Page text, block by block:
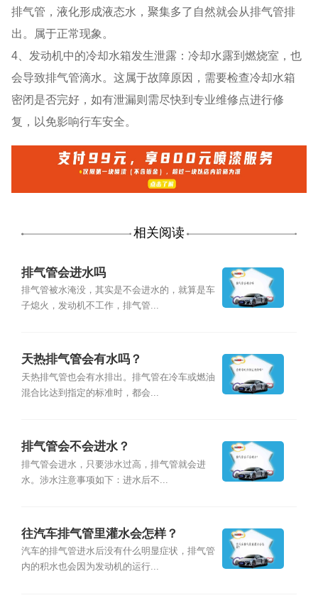
排气管，液化形成液态水，聚集多了自然就会从排气管排
出。属于正常现象。
4、发动机中的冷却水箱发生泄露：冷却水露到燃烧室，也
会导致排气管滴水。这属于故障原因，需要检查冷却水箱
密闭是否完好，如有泄漏则需尽快到专业维修点进行修
复，以免影响行车安全。
相关阅读
排气管会进水吗
排气管被水淹没，其实是不会进水的，就算是车
子熄火，发动机不工作，排气管...
天热排气管会有水吗？
天热排气管也会有水排出。排气管在冷车或燃油
混合比达到指定的标准时，都会...
排气管会不会进水？
排气管会进水，只要涉水过高，排气管就会进
水。涉水注意事项如下：进水后不...
往汽车排气管里灌水会怎样？
汽车的排气管进水后没有什么明显症状，排气管
内的积水也会因为发动机的运行...